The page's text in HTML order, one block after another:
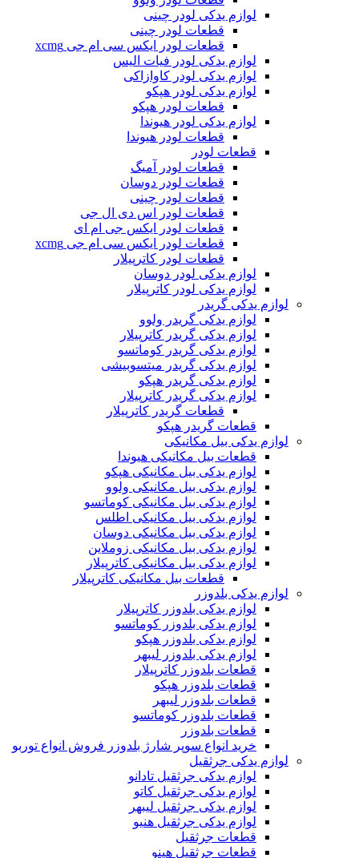
لوازم یدکی لودر چینی
قطعات لودر چینی
قطعات لودر ایکس سی ام جی xcmg
لوازم یدکی لودر فیات الیس
لوازم یدکی لودر کاوازاکی
لوازم یدکی لودر هپکو
قطعات لودر هپکو
لوازم یدکی لودر هیوندا
قطعات لودر هیوندا
قطعات لودر
قطعات لودر آمیگ
قطعات لودر دوسان
قطعات لودر چینی
قطعات لودر اس دی ال جی
قطعات لودر ایکس جی ام ای
قطعات لودر ایکس سی ام جی xcmg
قطعات لودر کاترپیلار
لوازم یدکی لودر دوسان
لوازم یدکی لودر کاترپیلار
لوازم یدکی گریدر
لوازم یدکی گریدر ولوو
لوازم یدکی گریدر کاترپیلار
لوازم یدکی گریدر کوماتسو
لوازم یدکی گریدر میتسوبیشی
لوازم یدکی گریدر هپکو
لوازم یدکی گریدر کاترپیلار
قطعات گریدر کاترپیلار
قطعات گریدر هپکو
لوازم یدکی بیل مکانیکی
قطعات بیل مکانیکی هیوندا
لوازم یدکی بیل مکانیکی هپکو
لوازم یدکی بیل مکانیکی ولوو
لوازم یدکی بیل مکانیکی کوماتسو
لوازم یدکی بیل مکانیکی اطلس
لوازم یدکی بیل مکانیکی دوسان
لوازم یدکی بیل مکانیکی زوملاین
لوازم یدکی بیل مکانیکی کاترپیلار
قطعات بیل مکانیکی کاترپیلار
لوازم یدکی بلدوزر
لوازم یدکی بلدوزر کاترپیلار
لوازم یدکی بلدوزر کوماتسو
لوازم یدکی بلدوزر هپکو
لوازم یدکی بلدوزر لیبهر
قطعات بلدوزر کاترپیلار
قطعات بلدوزر هپکو
قطعات بلدوزر لیبهر
قطعات بلدوزر کوماتسو
قطعات بلدوزر
خرید انواع سوپر شارژ بلدوزر فروش انواع توربو
لوازم یدکی جرثقیل
لوازم یدکی جرثقیل تادانو
لوازم یدکی جرثقیل کاتو
لوازم یدکی جرثقیل لیبهر
لوازم یدکی جرثقیل هنیو
قطعات جرثقیل
قطعات جرثقیل هینو